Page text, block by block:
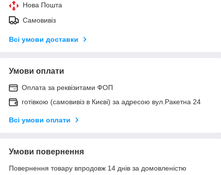
Нова Пошта
Самовивіз
Всі умови доставки
Умови оплати
Оплата за реквізитами ФОП
готівкою (самовивіз в Києві) за адресою вул.Ракетна 24
Всі умови оплати
Умови повернення
Повернення товару впродовж 14 днів за домовленістю